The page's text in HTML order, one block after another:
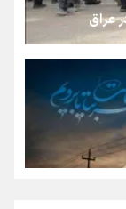
مردم، آقا از